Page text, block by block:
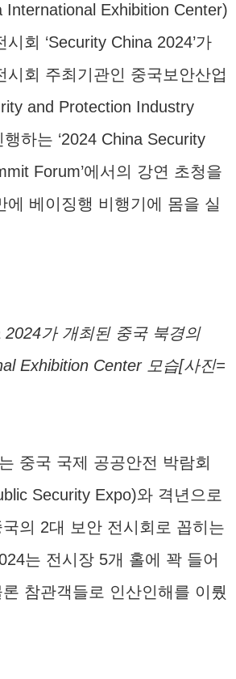
International Exhibition Center)
회 ‘Security China 2024’가
시회 주최기관인 중국보안산업
and Protection Industry
하는 ‘2024 China Security
Forum’에서의 강연 초청을
에 베이징행 비행기에 몸을 실
가 개최된 중국 북경의
Exhibition Center 모습[사진=
중국 국제 공공안전 박람회
Security Expo)와 격년으로
의 2대 보안 전시회로 꼽히는
는 전시장 5개 홀에 꽉 들어
참관객들로 인산인해를 이뤘